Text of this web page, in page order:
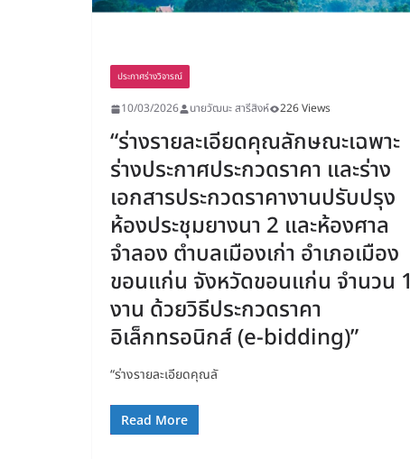
ประกาศร่างวิจารณ์
10/03/2026 นายวัฒนะ สารีสิงห์ 226 Views
“ร่างรายละเอียดคุณลักษณะเฉพาะ
ร่างประกาศประกวดราคา และร่าง
เอกสารประกวดราคางานปรับปรุง
ห้องประชุมยางนา 2 และห้องศาล
จำลอง ตำบลเมืองเก่า อำเภอเมือง
ขอนแก่น จังหวัดขอนแก่น จำนวน 1
งาน ด้วยวิธีประกวดราคา
อิเล็กทรอนิกส์ (e-bidding)”
“ร่างรายละเอียดคุณลั
Read More